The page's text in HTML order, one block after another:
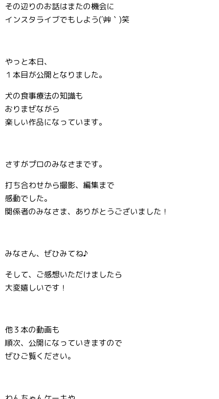
その辺りのお話はまたの機会に
インスタライブでもしよう(´艸｀)笑
やっと本日、
１本目が公開となりました。
犬の食事療法の知識も
おりまぜながら
楽しい作品になっています。
さすがプロのみなさまです。
打ち合わせから撮影、編集まで
感動でした。
関係者のみなさま、ありがとうございました！
みなさん、ぜひみてね♪
そして、ご感想いただけましたら
大変嬉しいです！
他３本の動画も
順次、公開になっていきますので
ぜひご覧ください。